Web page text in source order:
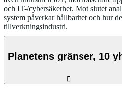
och IT-/cybersäkerhet. Mot slutet
system påverkar hållbarhet och hur
tillverkningsindustri.
Planetens gränser, 10